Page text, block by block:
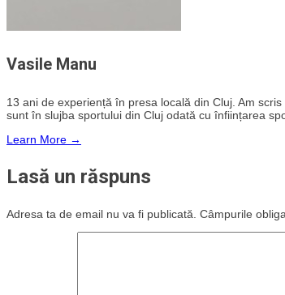
Vasile Manu
13 ani de experiență în presa locală din Cluj. Am
sunt în slujba sportului din Cluj odată cu înființarea
Learn More →
Lasă un răspuns
Adresa ta de email nu va fi publicată. Câmpurile